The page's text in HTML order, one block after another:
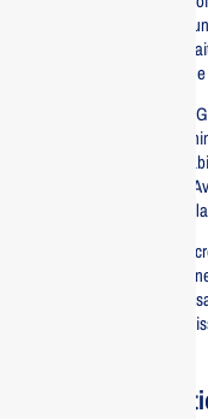
n?reuse permet d’imprimer
remplacement, ce qui vous
n’avez plus ? vous soucier
De plus, la bouteille GI-46
design ergonomique qui
encre, vous optez pour la
qualit? de vos impressions.
documents seront toujours
En r?sum?, la bouteille
pour ceux qui recherchent
capacit? et une facilit?
impression au hasard,